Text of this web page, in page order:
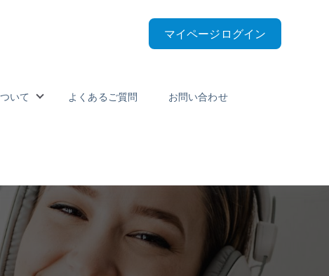
マイページログイン
for 受講料とスケジュール
いて Show submenu for 私たちについて
よくあるご質問 お問い合わせ